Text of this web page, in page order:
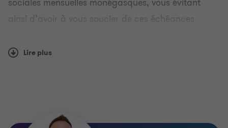
sociales mensuelles monégasques, vous évitant
ainsi d’avoir à vous soucier de ces échéances
Nous prenons en charge l’ensemble de vos
Nous gérons également l’établissement de la
Lire plus